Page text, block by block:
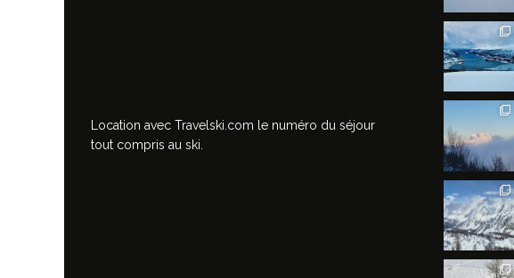
Location avec Travelski.com le numéro du séjour
tout compris au ski.